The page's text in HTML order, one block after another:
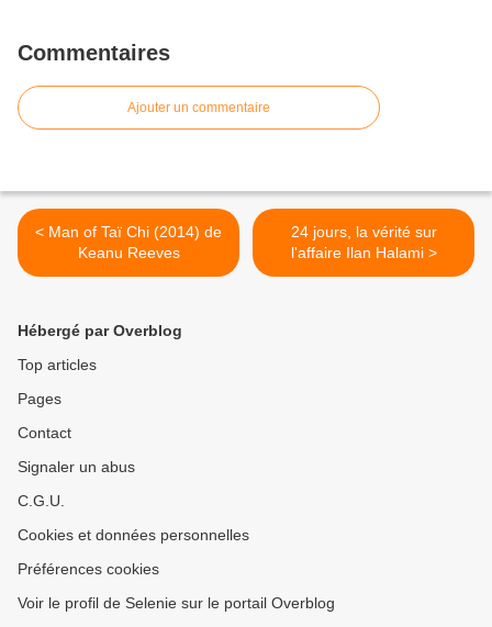
Commentaires
Ajouter un commentaire
< Man of Taï Chi (2014) de
Keanu Reeves
24 jours, la vérité sur
l'affaire Ilan Halami >
Hébergé par Overblog
Top articles
Pages
Contact
Signaler un abus
C.G.U.
Cookies et données personnelles
Préférences cookies
Voir le profil de Selenie sur le portail Overblog